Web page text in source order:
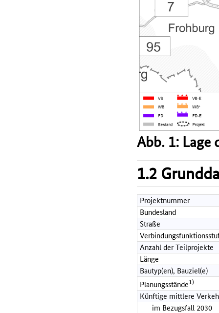
Abb. 1: Lage
1.2
Projektnummer
Bundesland
Straße
Anzahl der Teilprojekte
Länge
Bautyp(en), Bauziel(e)
Planungsstände1)
Künftige mittlere
im Bezugsfall 2030